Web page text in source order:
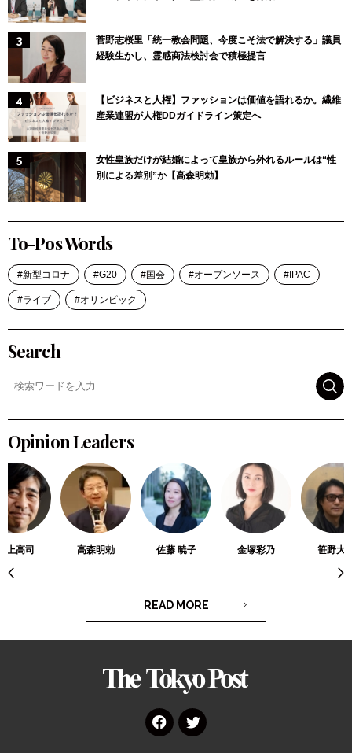
菅野志桜里「統一教会問題、今度こそ法で解決する」議員
経験生かし、霊感商法検討会で積極提言
【ビジネスと人権】ファッションは価値を語れるか。繊維
産業連盟が人権DDガイドライン策定へ
女性皇族だけが結婚によって皇族から外れるルールは“性
別による差別”か【高森明勅】
To-Pos Words
新型コロナ G20 国会 オープンソース IPAC
ライブ オリンピック
Search
Opinion Leaders
上高司 高森明勅 佐藤 暁子 金塚彩乃 笹野大
READ MORE